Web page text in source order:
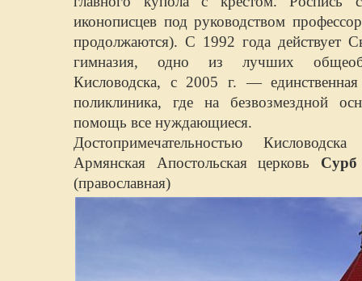
иконописцев под руководством
продолжаются). С 1992 года действует
гимназия, одно из лучших
Кисловодска, с 2005 г. —
поликлиника, где на безвозмездной
помощь все нуждающиеся.
Достопримечательностью
Армянская Апостольская церковь
(православная)